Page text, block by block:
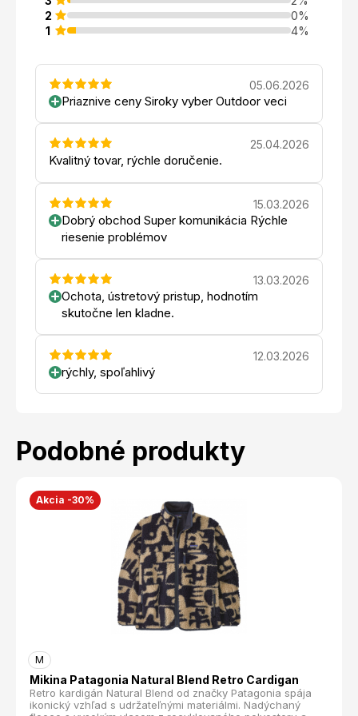
2
0%
1
4%
05.06.2026
Priaznive ceny Siroky vyber Outdoor veci
25.04.2026
Kvalitný tovar, rýchle doručenie.
15.03.2026
Dobrý obchod Super komunikácia Rýchle
riesenie problémov
13.03.2026
Ochota, ústretový pristup, hodnotím
skutočne len kladne.
12.03.2026
rýchly, spoľahlivý
Podobné produkty
Akcia -30%
M
Mikina Patagonia Natural Blend Retro Cardigan
Retro kardigán Natural Blend od značky Patagonia spája
ikonický vzhľad s udržateľnými materiálmi. Nadýchaný